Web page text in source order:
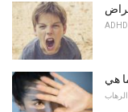
ADHD
الرهاب